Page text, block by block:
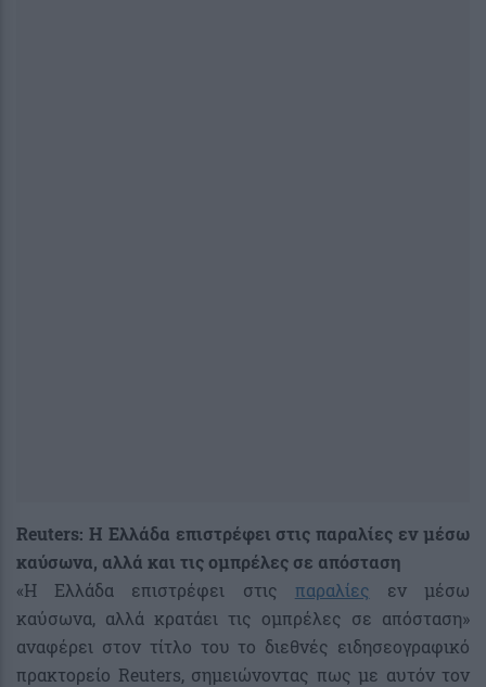
Reuters: Η Ελλάδα επιστρέφει στις παραλίες εν μέσω
καύσωνα, αλλά και τις ομπρέλες σε απόσταση
«Η Ελλάδα επιστρέφει στις παραλίες εν μέσω
καύσωνα, αλλά κρατάει τις ομπρέλες σε απόσταση»
αναφέρει στον τίτλο του το διεθνές ειδησεογραφικό
πρακτορείο Reuters, σημειώνοντας πως με αυτόν τον